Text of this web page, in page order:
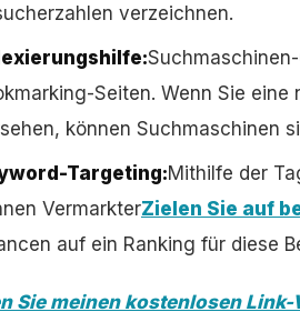
verzeichnen.
Seiten. Wenn Sie
können Suchmaschinen
Targeting:Mithilfe der
VermarkterZielen Sie auf
auf ein Ranking für diese
Sie meinen kostenlosen